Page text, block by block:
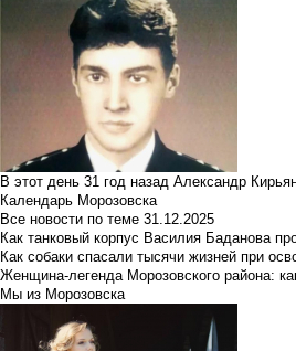
В этот день 31 год назад Александр
Календарь Морозовска
Все новости по теме 31.12.2025
Как танковый корпус Василия Баданова
Как собаки спасали тысячи жизней при
Женщина-легенда Морозовского района:
Мы из Морозовска